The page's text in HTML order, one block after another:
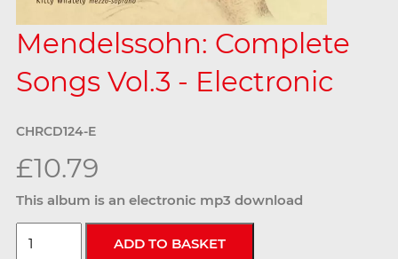
Mendelssohn: Complete
Songs Vol.3 - Electronic
CHRCD124-E
£10.79
This album is an electronic mp3 download